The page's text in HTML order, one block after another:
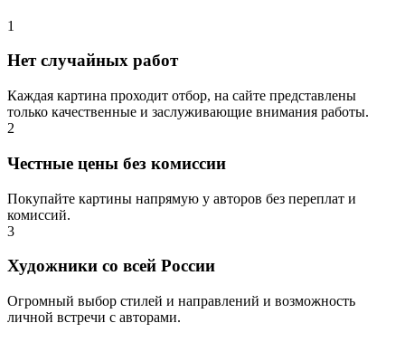
1
Нет случайных работ
Каждая картина проходит отбор, на сайте представлены
только качественные и заслуживающие внимания работы.
2
Честные цены без комиссии
Покупайте картины напрямую у авторов без переплат и
комиссий.
3
Художники со всей России
Огромный выбор стилей и направлений и возможность
личной встречи с авторами.